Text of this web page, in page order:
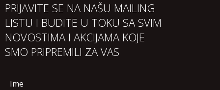
PRIJAVITE SE NA NAŠU MAILING
LISTU I BUDITE U TOKU SA SVIM
NOVOSTIMA I AKCIJAMA KOJE
SMO PRIPREMILI ZA VAS
Ime